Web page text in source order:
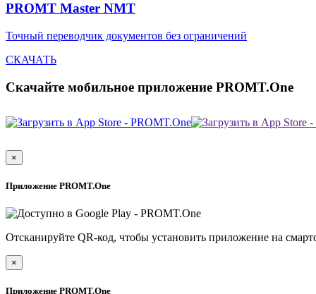
PROMT Master NMT
Точный переводчик документов без ограничений
СКАЧАТЬ
Скачайте мобильное приложение PROMT.One
×
Приложение PROMT.One
Отсканируйте QR-код, чтобы установить приложение на
×
Приложение PROMT.One